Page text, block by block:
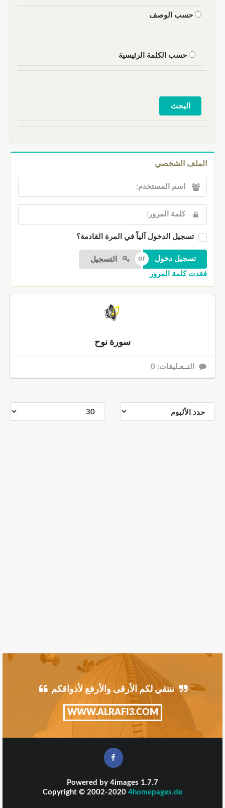
حسب الوصف
حسب الكلمة الرئيسية
الملف الشخصي
تسجيل الدخول آلياً في المرة القادمة؟
التسجيل
فقدت كلمة المرور
سورة نوح
التــعـليقات: 0
ننتقي لكم الأرقى والأرفع لأذواقكم
WWW.ALRAFI3.COM
Powered by 4images 1.7.7
Copyright © 2002-2020 4homepages.de